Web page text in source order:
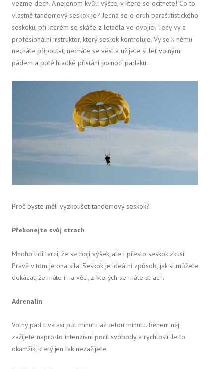
vezme dech. A nejenom kvůli výšce, v které se ocitnete! Co to
vlastně tandemový seskok je? Jedná se o druh parašutistického
seskoku, při kterém se skáče z letadla ve dvojici. Tedy vy a
profesionální instruktor, který seskok kontroluje. Vy se k němu
necháte připoutat, necháte se vést a užijete si let volným
pádem a poté hladké přistání pomocí padáku.
Proč byste měli vyzkoušet tandemový seskok?
Překonejte svůj strach
Mnoho lidí tvrdí, že se bojí výšek, ale i přesto seskok zkusí.
Právě v tom je ona síla. Seskok je ideální způsob, jak si můžete
dokázat, že máte i na věci, z kterých se máte strach.
Adrenalin
Volný pád trvá asi půl minutu až celou minutu. Během něj
zažijete naprosto intenzivní pocit svobody a rychlosti. Je to
okamžik, který jen tak nezažijete.